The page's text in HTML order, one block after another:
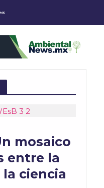
mosaico
entre la
ciencia